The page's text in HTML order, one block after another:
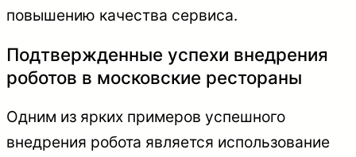
повышению качества сервиса.
Подтвержденные успехи внедрения
роботов в московские рестораны
Одним из ярких примеров успешного
внедрения робота является использование